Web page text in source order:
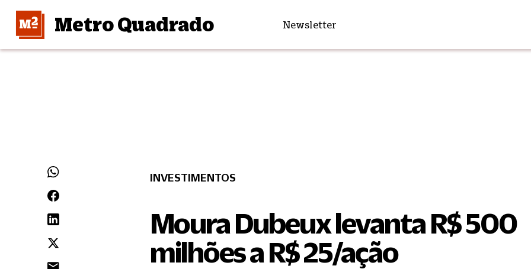
Metro Quadrado Newsletter
INVESTIMENTOS
Moura Dubeux levanta R$ 500
milhões a R$ 25/ação